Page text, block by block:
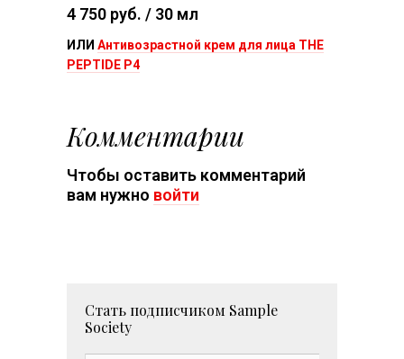
4 750 руб. / 30 мл
ИЛИ Антивозрастной крем для лица THE
PEPTIDE P4
Комментарии
Чтобы оставить комментарий
вам нужно войти
Стать подписчиком Sample
Society